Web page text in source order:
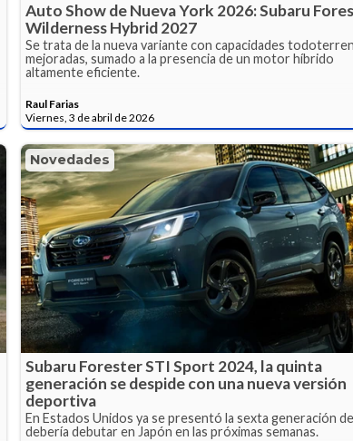
Auto Show de Nueva York 2026: Subaru
Wilderness Hybrid 2027
Se trata de la nueva variante con capacidades
mejoradas, sumado a la presencia de un motor híbrido
altamente eficiente.
Raul Farias
Viernes, 3 de abril de 2026
Novedades
Subaru Forester STI Sport 2024, la quinta
generación se despide con una nueva versión
deportiva
En Estados Unidos ya se presentó la sexta generación de
debería debutar en Japón en las próximas semanas.